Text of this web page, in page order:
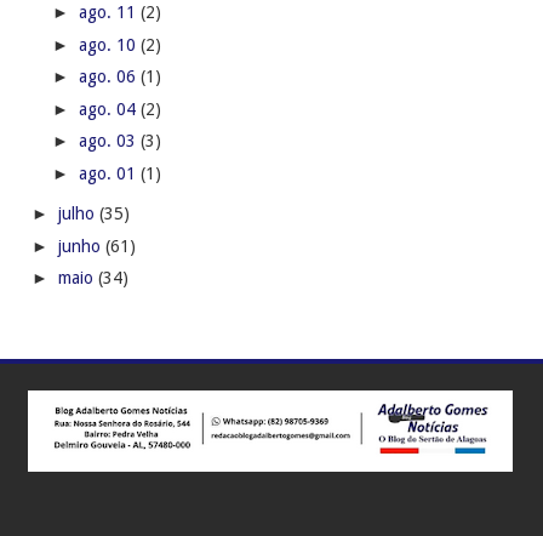
► ago. 11 (2)
► ago. 10 (2)
► ago. 06 (1)
► ago. 04 (2)
► ago. 03 (3)
► ago. 01 (1)
► julho (35)
► junho (61)
► maio (34)